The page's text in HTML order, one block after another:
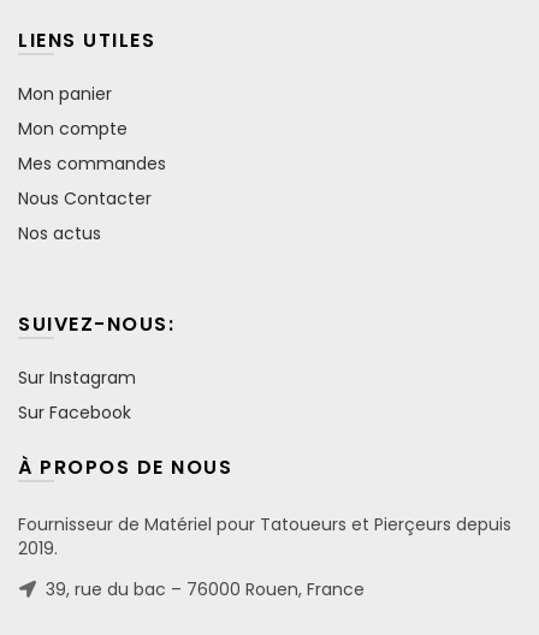
LIENS UTILES
Mon panier
Mon compte
Mes commandes
Nous Contacter
Nos actus
SUIVEZ-NOUS:
Sur Instagram
Sur Facebook
À PROPOS DE NOUS
Fournisseur de Matériel pour Tatoueurs et Pierçeurs depuis
2019.
39, rue du bac – 76000 Rouen, France